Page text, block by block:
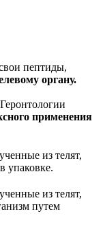
пептиды,
органу.
применения
из телят,
упаковке.
из телят,
путем